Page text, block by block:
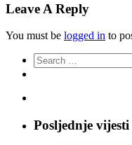
Leave A Reply
You must be logged in to
Search
for:
Posljednje vijesti